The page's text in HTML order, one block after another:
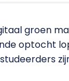
groen
optocht